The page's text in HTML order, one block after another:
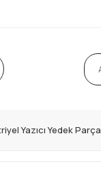
Yazıcı Yedek Parça